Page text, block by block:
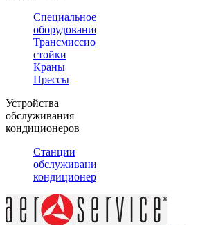
Специальное
оборудование
Трансмиссионные
стойки
Краны
Прессы
Устройства
обслуживания
кондиционеров
Станции
обслуживания
кондиционеров